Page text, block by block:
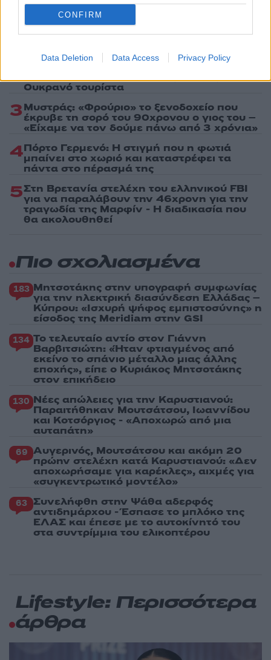
CONFIRM
Data Deletion Data Access Privacy Policy
Κυψέλη: Ο περίεργος ηλικιωμένος και το
ταξίδι στην Αράχωβα – Όσα ισχυρίστηκε ο
26χρονος για τον θάνατο της Βρετανίδας
Μύκονος: Βίντεο με τους αστυνομικούς να
εντοπίζουν την τσάντα Hermès και το
Rolex όπου άρπαξε Έλληνας οδηγός από
Ουκρανό τουρίστα
3Μυστράς: «Φρούριο» το ξενοδοχείο που
έκρυβε τη σορό του 90χρονου ο γιος του –
«Είχαμε να τον δούμε πάνω από 3 χρόνια»
4Πόρτο Γερμενό: Η στιγμή που η φωτιά
μπαίνει στο χωριό και καταστρέφει τα
πάντα στο πέρασμά της
5Στη Βρετανία στελέχη του ελληνικού FBI
για να παραλάβουν την 46χρονη για την
τραγωδία της Μαρφίν - Η διαδικασία που
θα ακολουθηθεί
Πιο σχολιασμένα
183 Μητσοτάκης στην υπογραφή συμφωνίας
για την ηλεκτρική διασύνδεση Ελλάδας –
Κύπρου: «Ισχυρή ψήφος εμπιστοσύνης» η
είσοδος της Meridiam στην GSI
134 Το τελευταίο αντίο στον Γιάννη
Βαρβιτσιώτη: «Ήταν φτιαγμένος από
εκείνο το σπάνιο μέταλλο μιας άλλης
εποχής», είπε ο Κυριάκος Μητσοτάκης
στον επικήδειο
130 Νέες απώλειες για την Καρυστιανού:
Παραιτήθηκαν Μουτσάτσου, Ιωαννίδου
και Κοτσόργιος - «Αποχωρώ από μια
αυταπάτη»
69 Αυγερινός, Μουτσάτσου και ακόμη 20
πρώην στελέχη κατά Καρυστιανού: «Δεν
αποχωρήσαμε για καρέκλες», αιχμές για
«συγκεντρωτικό μοντέλο»
63 Συνελήφθη στην Ψάθα αδερφός
αντιδημάρχου - Έσπασε το μπλόκο της
ΕΛΑΣ και έπεσε με το αυτοκίνητό του
στα συντρίμμια του ελικοπτέρου
Lifestyle: Περισσότερα
άρθρα